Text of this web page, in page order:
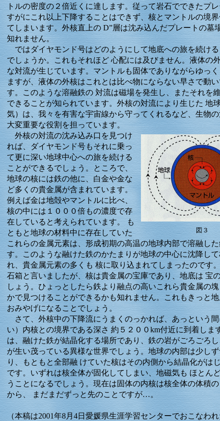
トルの密度の２倍近くに達します。従って岩石でできたプ
すがにこれ以上下降することはできず、核とマントルの境
てしまいます。外核直上の D”層は沈み込んだプレートの墓
知れません。
ではダイヤモンド号はどのようにして地底への旅を続け
でしょうか。これもそれほど 心配には及びません。液体の
な対流が生じています。マントルも固体でありながらゆっ
ますが、液体の外核はこれとは比べ物にならない早さで動
す。このような溶融鉄の 対流は磁場を発生し、またそれを
できることが知られています。外核の対流により生じた 地
気）は、我々を有害な宇宙線から守ってくれるなど、生物
大変重要な役割を担っています。
図３
外核の対流の沈み込み口を見つけ
れば、ダイヤモンド号もそれに乗っ
て更に深い地球中心への旅を続ける
ことができるでしょう。ところで、
地球の核には鉄の他に、白金や金な
ど多くの貴金属が含まれています。
例えば金は地殻やマントルに比べ、
核の中には１０００倍もの濃度で存
在していると考えられています。 も
ともと地球の材料中に存在していた
これらの金属元素は、形成初期の高温の地球内部で溶融し
す。このような融けた鉄のかたまりが地球の中心に沈降し
れ、貴金属元素の多くも 核に取り込まれてしまったのです
石箱と言いましたが、核は貴金属の宝庫であり、地底は 宝
しょう。ひょっとしたら鉄より融点の高いこれら貴金属の
かで見つけることができるかも知れません。これもきっと
おみやげになることでしょう。
さて、外核中の下降流にうまくのっかれば、あっという
い）内核との境界である深さ 約５２００km付近に到着しま
は、融けた鉄が結晶化する場所であり、鉄の岩がごろごろ
が生い茂っている異様な世界でしょう。地球の内部は少し
り、もともと全部融 けていた核はその内側から結晶化がは
です。いずれは核全体が固化してしまい、地磁気も ほとん
うことになるでしょう。現在は固体の内核は核全体の体積
から、 まだまだずっと先のことですが…。
（本稿は2001年8月4日愛媛県生涯学習センターでおこなわ